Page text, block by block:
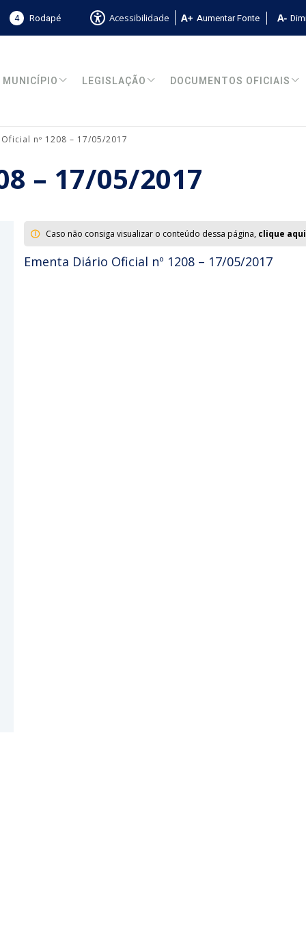
4 Rodapé Acessibilidade Aumentar Fonte
MUNICÍPIO LEGISLAÇÃO DOCUMENTOS OFICIAIS
nº 1208 – 17/05/2017
– 17/05/2017
Caso não consiga visualizar o conteúdo dessa página, clique aqui
Ementa Diário Oficial nº 1208 – 17/05/2017